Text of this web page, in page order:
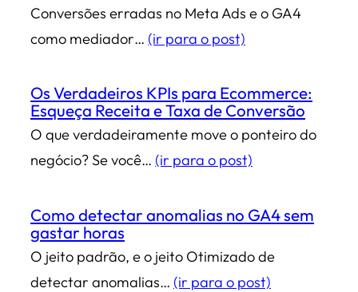
Conversões erradas no Meta Ads e o GA4
como mediador… (ir para o post)
Os Verdadeiros KPIs para Ecommerce:
Esqueça Receita e Taxa de Conversão
O que verdadeiramente move o ponteiro do
negócio? Se você… (ir para o post)
Como detectar anomalias no GA4 sem
gastar horas
O jeito padrão, e o jeito Otimizado de
detectar anomalias… (ir para o post)